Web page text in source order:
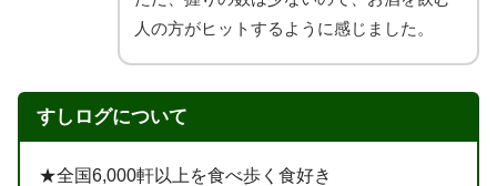
人の方がヒットするように感じました。
すしログについて
★全国6,000軒以上を食べ歩く食好き